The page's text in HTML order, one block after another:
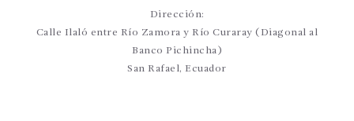
Dirección:
Calle Ilaló entre Río Zamora y Río Curaray (Diagonal al
Banco Pichincha)
San Rafael, Ecuador